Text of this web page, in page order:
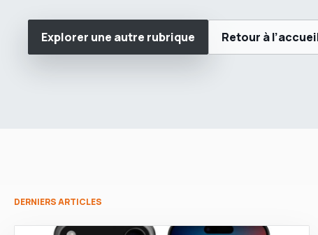
Explorer une autre rubrique Retour à
DERNIERS ARTICLES